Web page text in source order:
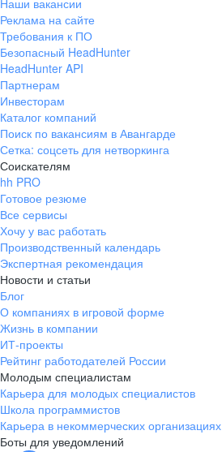
Наши вакансии
Реклама на сайте
Требования к ПО
Безопасный HeadHunter
HeadHunter API
Партнерам
Инвесторам
Каталог компаний
Поиск по вакансиям в Авангарде
Сетка: соцсеть для нетворкинга
Соискателям
hh PRO
Готовое резюме
Все сервисы
Хочу у вас работать
Производственный календарь
Экспертная рекомендация
Новости и статьи
Блог
О компаниях в игровой форме
Жизнь в компании
ИТ-проекты
Рейтинг работодателей России
Молодым специалистам
Карьера для молодых специалистов
Школа программистов
Карьера в некоммерческих организациях
Боты для уведомлений